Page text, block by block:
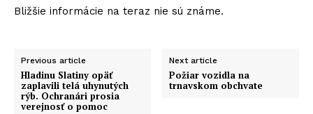
Bližšie informácie na teraz nie sú známe.
Previous article
Hladinu Slatiny opäť
zaplavili telá uhynutých
rýb. Ochranári prosia
verejnosť o pomoc
Next article
Požiar vozidla na
trnavskom obchvate